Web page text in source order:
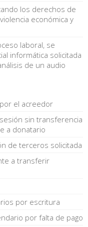
los derechos de
económica y
laboral, se
informática solicitada
de un audio
el acreedor
sin transferencia
a donatario
de terceros solicitada
a transferir
por escritura
por falta de pago